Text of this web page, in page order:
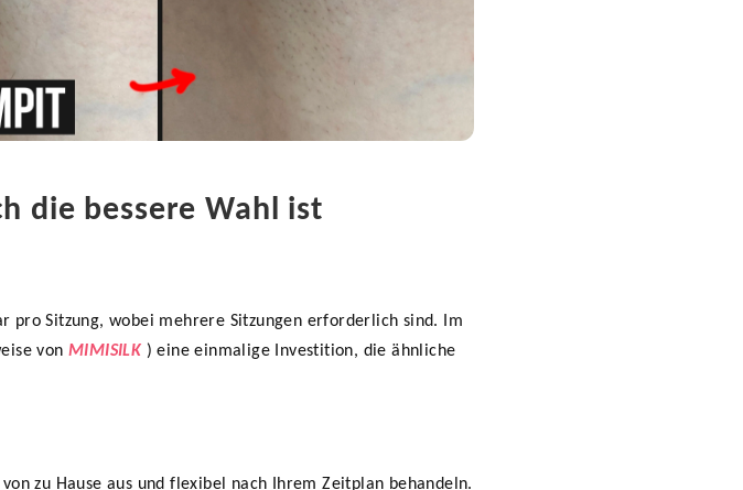
die bessere Wahl ist
pro Sitzung, wobei mehrere Sitzungen erforderlich sind. Im
vonMIMISILK ) eine einmalige Investition, die ähnliche
zu Hause aus und flexibel nach Ihrem Zeitplan behandeln.